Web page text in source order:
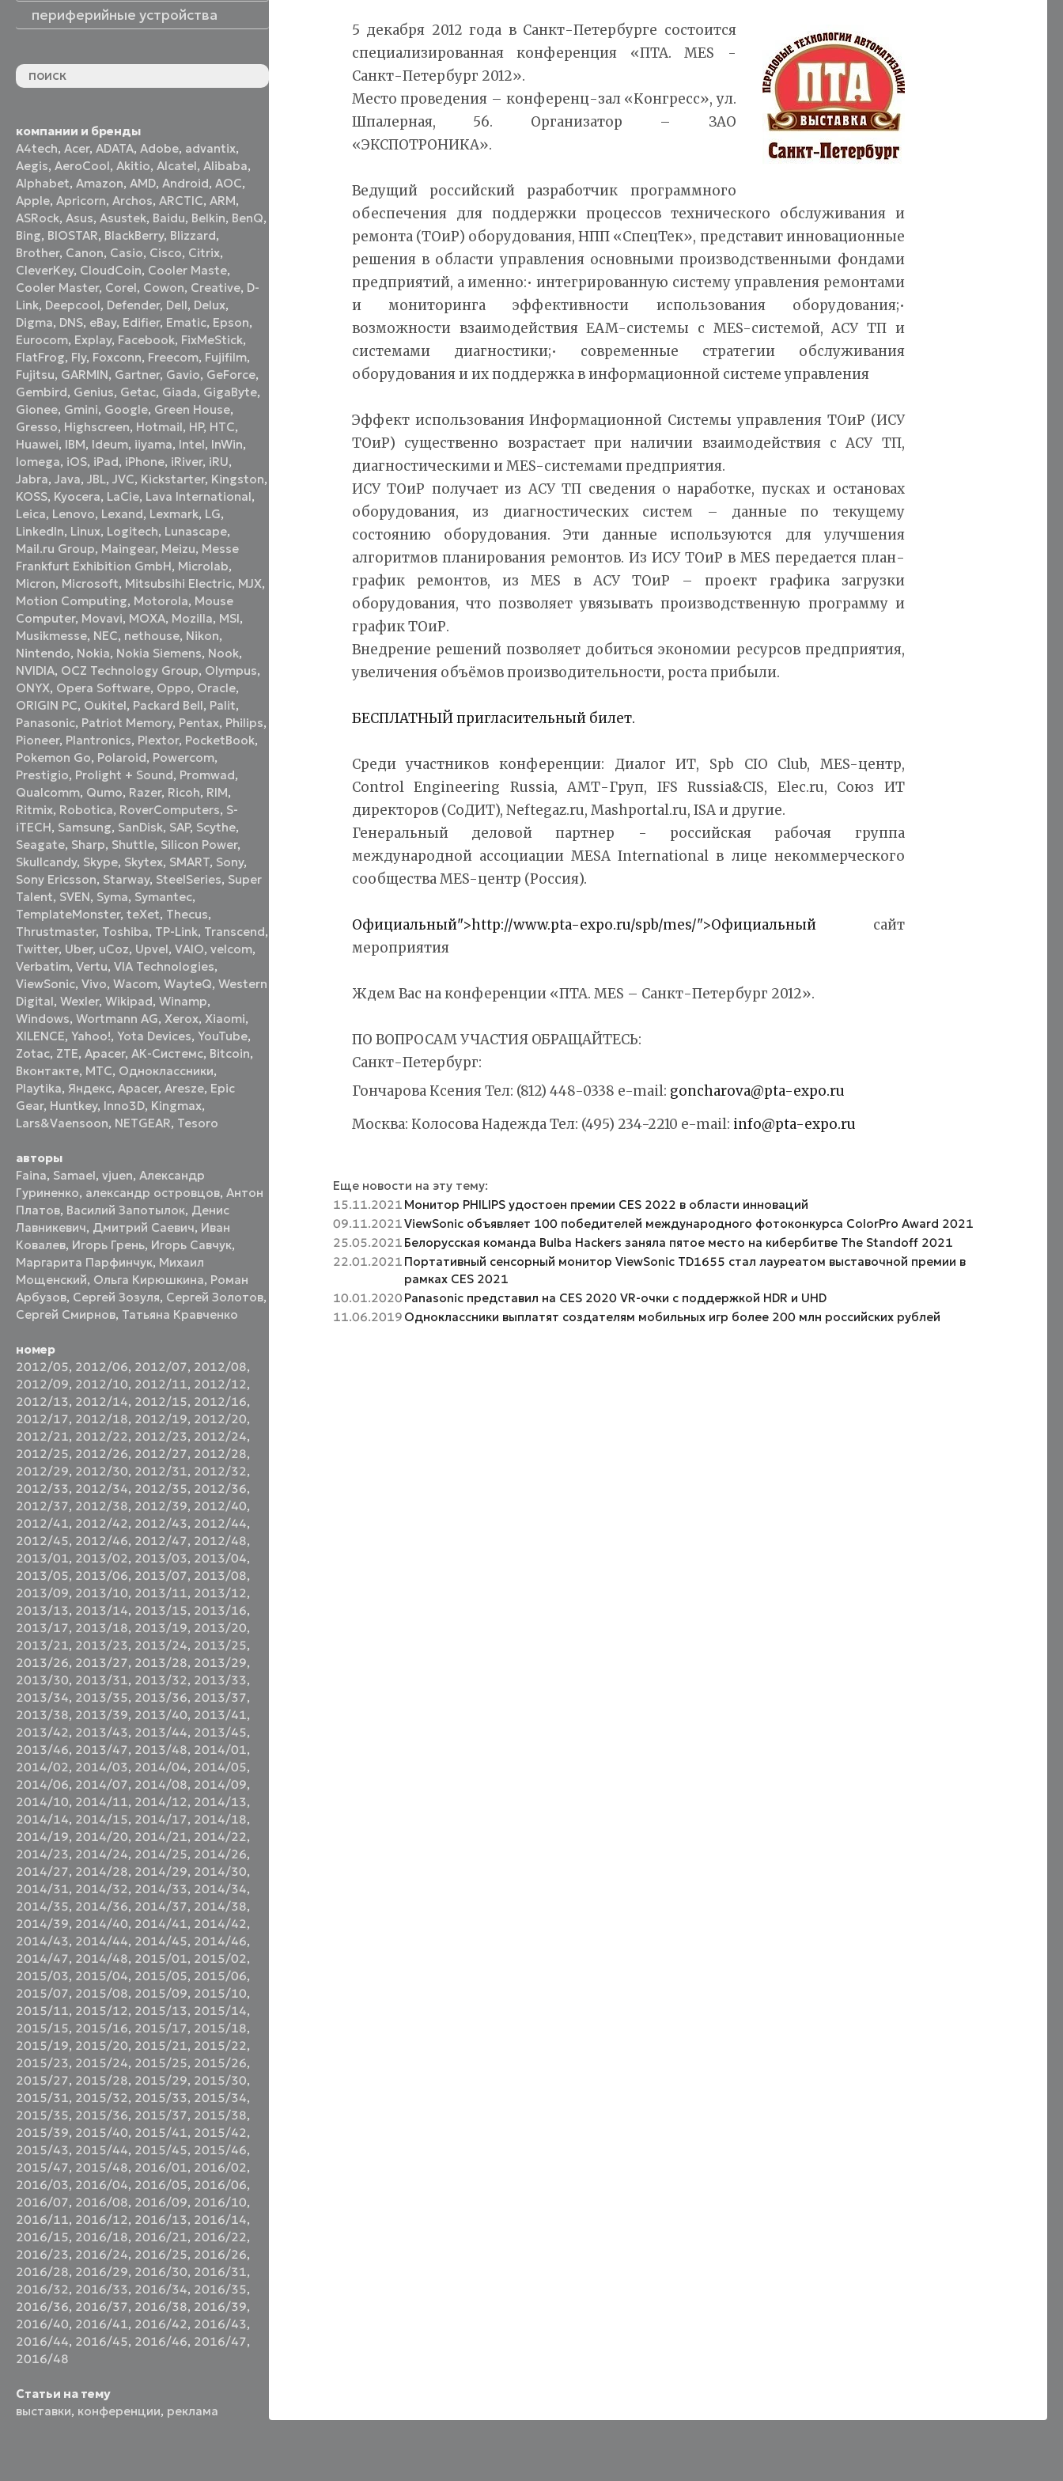
периферийные устройства
компании и бренды
A4tech,Acer,ADATA,Adobe, advantix,
Aegis,AeroCool,Akitio,Alcatel,Alibaba,
Alphabet,Amazon,AMD,Android,AOC,
Apple,Apricorn,Archos,ARCTIC,ARM,
ASRock,Asus,Asustek, Baidu, Belkin, BenQ,
Bing, BIOSTAR, BlackBerry, Blizzard,
Brother, Canon, Casio, Cisco, Citrix,
CleverKey, CloudCoin, Cooler Maste,
Cooler Master, Corel, Cowon, Creative, D-
Link, Deepcool, Defender, Dell, Delux,
Digma, DNS, eBay, Edifier, Ematic, Epson,
Eurocom, Explay, Facebook, FixMeStick,
FlatFrog, Fly, Foxconn, Freecom, Fujifilm,
Fujitsu, GARMIN, Gartner, Gavio, GeForce,
Gembird, Genius, Getac, Giada, GigaByte,
Gionee, Gmini, Google, Green House,
Gresso, Highscreen, Hotmail, HP, HTC,
Huawei, IBM, Ideum, iiyama, Intel, InWin,
Iomega, iOS, iPad, iPhone, iRiver, iRU,
Jabra,Java,JBL,JVC, Kickstarter, Kingston,
KOSS, Kyocera, LaCie, Lava International,
Leica, Lenovo, Lexand, Lexmark, LG,
LinkedIn, Linux, Logitech, Lunascape,
Mail.ru Group, Maingear, Meizu, Messe
Frankfurt Exhibition GmbH, Microlab,
Micron, Microsoft, Mitsubsihi Electric, MJX,
Motion Computing, Motorola, Mouse
Computer, Movavi, MOXA, Mozilla, MSI,
Musikmesse, NEC, nethouse, Nikon,
Nintendo, Nokia, Nokia Siemens, Nook,
NVIDIA, OCZ Technology Group, Olympus,
ONYX, Opera Software, Oppo, Oracle,
ORIGIN PC, Oukitel, Packard Bell, Palit,
Panasonic, Patriot Memory, Pentax, Philips,
Pioneer, Plantronics, Plextor, PocketBook,
Pokemon Go, Polaroid, Powercom,
Prestigio, Prolight + Sound, Promwad,
Qualcomm, Qumo, Razer, Ricoh, RIM,
Ritmix, Robotica, RoverComputers, S-
iTECH, Samsung, SanDisk, SAP, Scythe,
Seagate, Sharp, Shuttle, Silicon Power,
Skullcandy, Skype, Skytex, SMART, Sony,
Sony Ericsson, Starway, SteelSeries, Super
Talent, SVEN, Syma, Symantec,
TemplateMonster,teXet, Thecus,
Thrustmaster, Toshiba, TP-Link, Transcend,
Twitter, Uber, uCoz, Upvel,VAIO,velcom,
Verbatim,Vertu,VIA Technologies,
ViewSonic,Vivo,Wacom,WayteQ,Western
Digital,Wexler,Wikipad,Winamp,
Windows,Wortmann AG,Xerox,Xiaomi,
XILENCE,Yahoo!,Yota Devices,YouTube,
Zotac, ZTE,Аpacer,АК-Системс, Вitcoin,
Вконтакте, МТС, Одноклассники,
Playtika, Яндекс,Apacer,Aresze, Epic
Gear, Huntkey, Inno3D, Kingmax,
Lars&Vaensoon, NETGEAR, Tesoro
авторы
Faina, Samael,vjuen,Александр
Гуриненко, александр островцов,Антон
Платов, Василий Запотылок, Денис
Лавникевич, Дмитрий Саевич, Иван
Ковалев, Игорь Грень, Игорь Савчук,
Маргарита Парфинчук, Михаил
Мощенский, Ольга Кирюшкина, Роман
Арбузов, Сергей Зозуля, Сергей Золотов,
Сергей Смирнов, Татьяна Кравченко
номер
2012/05, 2012/06, 2012/07, 2012/08,
2012/09, 2012/10, 2012/11, 2012/12,
2012/13, 2012/14, 2012/15, 2012/16,
2012/17, 2012/18, 2012/19, 2012/20,
2012/21, 2012/22, 2012/23, 2012/24,
2012/25, 2012/26, 2012/27, 2012/28,
2012/29, 2012/30, 2012/31, 2012/32,
2012/33, 2012/34, 2012/35, 2012/36,
2012/37, 2012/38, 2012/39, 2012/40,
2012/41, 2012/42, 2012/43, 2012/44,
2012/45, 2012/46, 2012/47, 2012/48,
2013/01, 2013/02, 2013/03, 2013/04,
2013/05, 2013/06, 2013/07, 2013/08,
2013/09, 2013/10, 2013/11, 2013/12,
2013/13, 2013/14, 2013/15, 2013/16,
2013/17, 2013/18, 2013/19, 2013/20,
2013/21, 2013/23, 2013/24, 2013/25,
2013/26, 2013/27, 2013/28, 2013/29,
2013/30, 2013/31, 2013/32, 2013/33,
2013/34, 2013/35, 2013/36, 2013/37,
2013/38, 2013/39, 2013/40, 2013/41,
2013/42, 2013/43, 2013/44, 2013/45,
2013/46, 2013/47, 2013/48, 2014/01,
2014/02, 2014/03, 2014/04, 2014/05,
2014/06, 2014/07, 2014/08, 2014/09,
2014/10, 2014/11, 2014/12, 2014/13,
2014/14, 2014/15, 2014/17, 2014/18,
2014/19, 2014/20, 2014/21, 2014/22,
2014/23, 2014/24, 2014/25, 2014/26,
2014/27, 2014/28, 2014/29, 2014/30,
2014/31, 2014/32, 2014/33, 2014/34,
2014/35, 2014/36, 2014/37, 2014/38,
2014/39, 2014/40, 2014/41, 2014/42,
2014/43, 2014/44, 2014/45, 2014/46,
2014/47, 2014/48, 2015/01, 2015/02,
2015/03, 2015/04, 2015/05, 2015/06,
2015/07, 2015/08, 2015/09, 2015/10,
2015/11, 2015/12, 2015/13, 2015/14,
2015/15, 2015/16, 2015/17, 2015/18,
2015/19, 2015/20, 2015/21, 2015/22,
2015/23, 2015/24, 2015/25, 2015/26,
2015/27, 2015/28, 2015/29, 2015/30,
2015/31, 2015/32, 2015/33, 2015/34,
2015/35, 2015/36, 2015/37, 2015/38,
2015/39, 2015/40, 2015/41, 2015/42,
2015/43, 2015/44, 2015/45, 2015/46,
2015/47, 2015/48, 2016/01, 2016/02,
2016/03, 2016/04, 2016/05, 2016/06,
2016/07, 2016/08, 2016/09, 2016/10,
2016/11, 2016/12, 2016/13, 2016/14,
2016/15, 2016/18, 2016/21, 2016/22,
2016/23, 2016/24, 2016/25, 2016/26,
2016/28, 2016/29, 2016/30, 2016/31,
2016/32, 2016/33, 2016/34, 2016/35,
2016/36, 2016/37, 2016/38, 2016/39,
2016/40, 2016/41, 2016/42, 2016/43,
2016/44, 2016/45, 2016/46, 2016/47,
2016/48
Статьи на тему
выставки, конференции, реклама
5 декабря 2012 года в Санкт-Петербурге состоится
специализированная конференция «ПТА. MES -
Санкт-Петербург 2012».
Место проведения – конференц-зал «Конгресс», ул.
Шпалерная, 56. Организатор – ЗАО
«ЭКСПОТРОНИКА».
Ведущий российский разработчик программного
обеспечения для поддержки процессов технического обслуживания и
ремонта (ТОиР) оборудования, НПП «СпецТек», представит инновационные
решения в области управления основными производственными фондами
предприятий, а именно:• интегрированную систему управления ремонтами
и мониторинга эффективности использования оборудования;•
возможности взаимодействия EAM-системы с MES-системой, АСУ ТП и
системами диагностики;• современные стратегии обслуживания
оборудования и их поддержка в информационной системе управления
Эффект использования Информационной Системы управления ТОиР (ИСУ
ТОиР) существенно возрастает при наличии взаимодействия с АСУ ТП,
диагностическими и MES-системами предприятия.
ИСУ ТОиР получает из АСУ ТП сведения о наработке, пусках и остановах
оборудования, из диагностических систем – данные по текущему
состоянию оборудования. Эти данные используются для улучшения
алгоритмов планирования ремонтов. Из ИСУ ТОиР в MES передается план-
график ремонтов, из MES в АСУ ТОиР – проект графика загрузки
оборудования, что позволяет увязывать производственную программу и
график ТОиР.
Внедрение решений позволяет добиться экономии ресурсов предприятия,
увеличения объёмов производительности, роста прибыли.
БЕСПЛАТНЫЙ пригласительный билет.
Среди участников конференции: Диалог ИТ, Spb CIO Club, MES-центр,
Control Engineering Russia, АМТ-Груп, IFS Russia&CIS, Elec.ru, Союз ИТ
директоров (СоДИТ), Neftegaz.ru, Mashportal.ru, ISA и другие.
Генеральный деловой партнер - российская рабочая группа
международной ассоциации MESA International в лице некоммерческого
сообщества MES-центр (Россия).
Официальный">http://www.pta-expo.ru/spb/mes/">Официальныйсайт
мероприятия
Ждем Вас на конференции «ПТА. MES – Санкт-Петербург 2012».
ПО ВОПРОСАМ УЧАСТИЯ ОБРАЩАЙТЕСЬ:
Санкт-Петербург:
Гончарова Ксения Тел: (812) 448-0338 e-mail: goncharova@pta-expo.ru
Москва: Колосова Надежда Тел: (495) 234-2210 e-mail: info@pta-expo.ru
Еще новости на эту тему:
15.11.2021 Монитор PHILIPS удостоен премии CES 2022 в области инноваций
09.11.2021ViewSonic объявляет 100 победителей международного фотоконкурса ColorPro Award 2021
25.05.2021 Белорусская команда Bulba Hackers заняла пятое место на кибербитве The Standoff 2021
22.01.2021 Портативный сенсорный монитор ViewSonic TD1655 стал лауреатом выставочной премии в
рамках CES 2021
10.01.2020 Panasonic представил на CES 2020 VR-очки с поддержкой HDR и UHD
11.06.2019 Одноклассники выплатят создателям мобильных игр более 200 млн российских рублей